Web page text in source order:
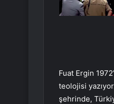
Fuat Ergin
teolojisi
şehrinde,